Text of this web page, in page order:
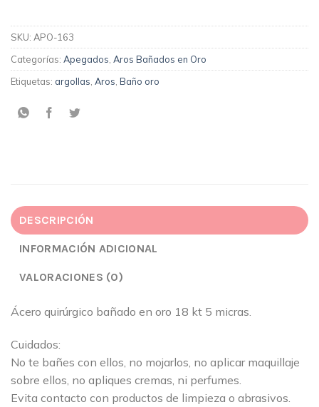
SKU: APO-163
Categorías: Apegados Aros Bañados en Oro
Etiquetas: argollas Aros Baño oro
DESCRIPCIÓN
INFORMACIÓN ADICIONAL
VALORACIONES (0)
Ácero quirúrgico bañado en oro 18 kt 5 micras.
Cuidados:
No te bañes con ellos, no mojarlos, no aplicar maquillaje
sobre ellos, no apliques cremas, ni perfumes.
Evita contacto con productos de limpieza o abrasivos.